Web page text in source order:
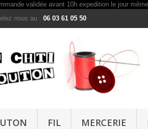
nous au : 06 03 61 05 50
FIL MERCERIE